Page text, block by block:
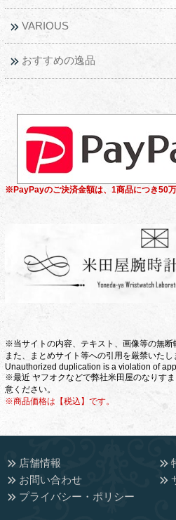
VARIOUS
おすすめの逸品
※PayPayのご決済金額は、1商品につき50万
※当サイトの内容、テキスト、画像等の無断
また、まとめサイト等への引用を厳禁いたし
Unauthorized duplication is a violation of
※最近 ヤフオクなどで弊社米田屋のなりす
意ください。
※商品価格は【税込】です。
店舗情報
お問い合わせ
プライバシー・ポリシー